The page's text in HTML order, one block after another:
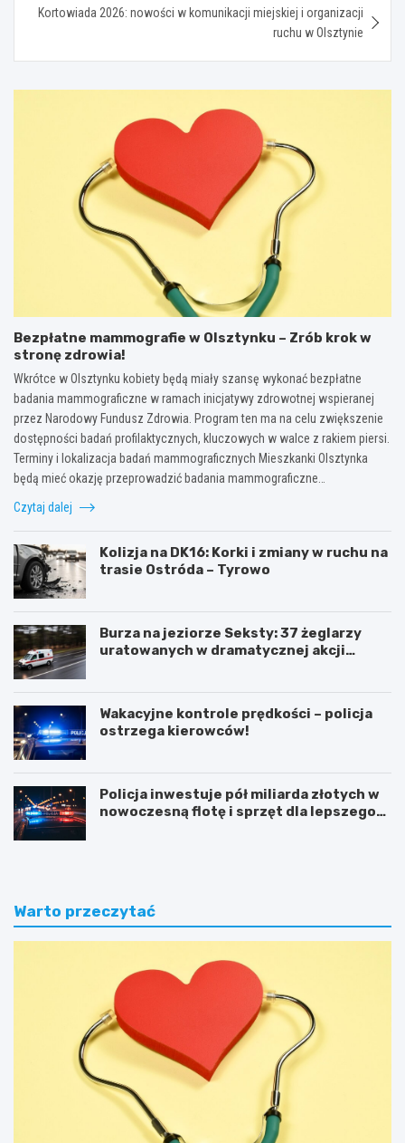
Kortowiada 2026: nowości w komunikacji miejskiej i organizacji
ruchu w Olsztynie
Bezpłatne mammografie w Olsztynku – Zrób krok w
stronę zdrowia!
Wkrótce w Olsztynku kobiety będą miały szansę wykonać bezpłatne
badania mammograficzne w ramach inicjatywy zdrowotnej wspieranej
przez Narodowy Fundusz Zdrowia. Program ten ma na celu zwiększenie
dostępności badań profilaktycznych, kluczowych w walce z rakiem piersi.
Terminy i lokalizacja badań mammograficznych Mieszkanki Olsztynka
będą mieć okazję przeprowadzić badania mammograficzne…
Czytaj dalej
Kolizja na DK16: Korki i zmiany w ruchu na
trasie Ostróda – Tyrowo
Burza na jeziorze Seksty: 37 żeglarzy
uratowanych w dramatycznej akcji
Wakacyjne kontrole prędkości – policja
ostrzega kierowców!
Policja inwestuje pół miliarda złotych w
nowoczesną flotę i sprzęt dla lepszego
Warto przeczytać